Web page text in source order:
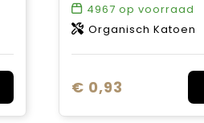
4967 op voorraad
Organisch Katoen
€ 0,93